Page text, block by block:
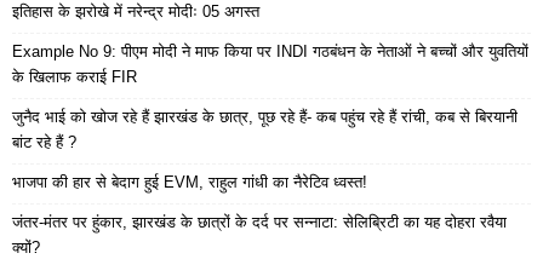
इतिहास के झरोखे में नरेन्द्र मोदीः 05 अगस्त
Example No 9: पीएम मोदी ने माफ किया पर INDI गठबंधन के नेताओं ने बच्चों और युवतियों
के खिलाफ कराई FIR
जुनैद भाई को खोज रहे हैं झारखंड के छात्र, पूछ रहे हैं- कब पहुंच रहे हैं रांची, कब से बिरयानी
बांट रहे हैं ?
भाजपा की हार से बेदाग हुई EVM, राहुल गांधी का नैरेटिव ध्वस्त!
जंतर-मंतर पर हुंकार, झारखंड के छात्रों के दर्द पर सन्नाटा: सेलिब्रिटी का यह दोहरा रवैया
क्यों?